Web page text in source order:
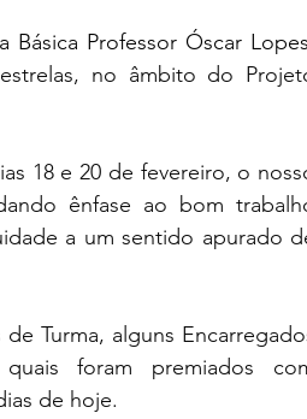
Básica Professor Óscar
no âmbito do
ênfase ao bom
a um sentido apurado
foram premiados
de hoje.